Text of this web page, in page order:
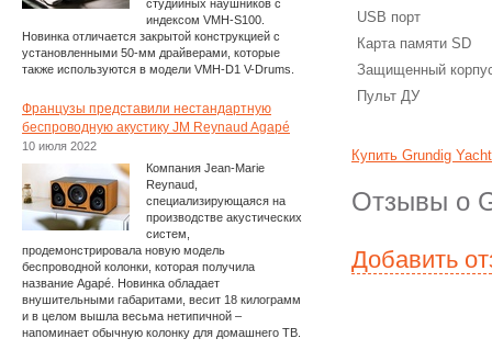
USB порт
Карта памяти SD
Защищенный
Пульт ДУ
Купить Grundig
Отзывы о
Добавить
студийных наушников с
индексом VMH-S100.
Новинка отличается закрытой конструкцией с
установленными 50-мм драйверами, которые
также используются в модели VMH-D1 V-Drums.
Французы представили нестандартную
беспроводную акустику JM Reynaud Agapé
10 июля 2022
Компания Jean-Marie
Reynaud,
специализирующаяся на
производстве акустических
систем,
продемонстрировала новую модель
беспроводной колонки, которая получила
название Agapé. Новинка обладает
внушительными габаритами, весит 18 килограмм
и в целом вышла весьма нетипичной –
напоминает обычную колонку для домашнего ТВ.